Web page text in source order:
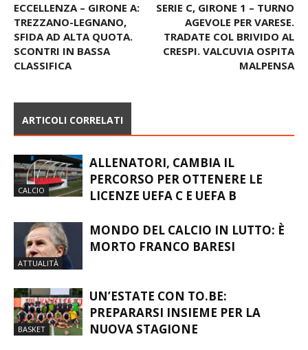
ECCELLENZA – GIRONE A:
TREZZANO-LEGNANO,
SFIDA AD ALTA QUOTA.
SCONTRI IN BASSA
CLASSIFICA
SERIE C, GIRONE 1 – TURNO
AGEVOLE PER VARESE.
TRADATE COL BRIVIDO AL
CRESPI. VALCUVIA OSPITA
MALPENSA
ARTICOLI CORRELATI
CALCIO
ALLENATORI, CAMBIA IL
PERCORSO PER OTTENERE LE
LICENZE UEFA C E UEFA B
ATTUALITÀ
MONDO DEL CALCIO IN LUTTO: È
MORTO FRANCO BARESI
BASKET
UN’ESTATE CON TO.BE:
PREPARARSI INSIEME PER LA
NUOVA STAGIONE